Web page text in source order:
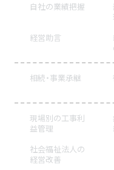
自社の業績把握
経営助言
相続・事業承継
現場別の工事利
益管理
社会福祉法人の
経営改善